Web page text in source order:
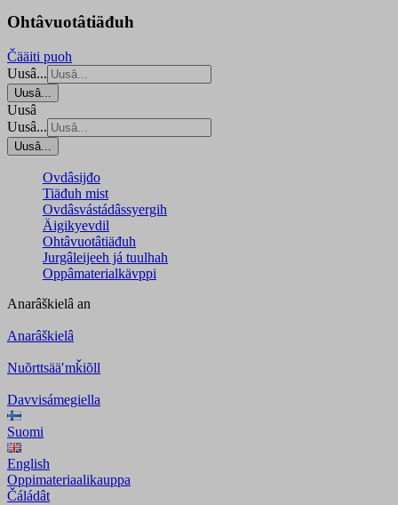
Ohtâvuotâtiäđuh
Čääiti puoh
Uusâ...
Uusâ...
Uusâ
Uusâ...
Uusâ...
Ovdâsijđo
Tiäđuh mist
Ovdâsvástádâssyergih
Äigikyevdil
Ohtâvuotâtiäđuh
Jurgâleijeeh já tuulhah
Oppâmaterialkävppi
Anarâškielâ an
Anarâškielâ
Nuõrttsääʹmǩiõll
Davvisámegiella
Suomi
English
Oppimateriaalikauppa
Čáládât